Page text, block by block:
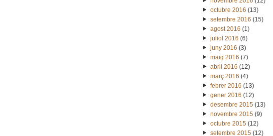
octubre 2016 (13)
setembre 2016 (15)
agost 2016 (1)
juliol 2016 (6)
juny 2016 (3)
maig 2016 (7)
abril 2016 (12)
març 2016 (4)
febrer 2016 (13)
gener 2016 (12)
desembre 2015(13)
novembre 2015(9)
octubre 2015(12)
setembre 2015(12)